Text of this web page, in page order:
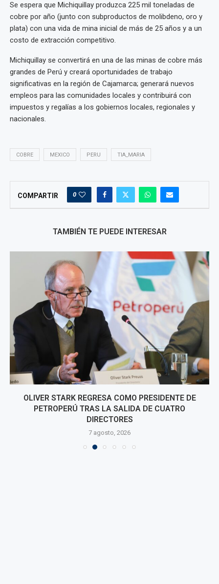
Se espera que Michiquillay produzca 225 mil toneladas de
cobre por año (junto con subproductos de molibdeno, oro y
plata) con una vida de mina inicial de más de 25 años y a un
costo de extracción competitivo.
Michiquillay se convertirá en una de las minas de cobre más
grandes de Perú y creará oportunidades de trabajo
significativas en la región de Cajamarca; generará nuevos
empleos para las comunidades locales y contribuirá con
impuestos y regalías a los gobiernos locales, regionales y
nacionales.
COBRE MEXICO PERU TIA_MARIA
COMPARTIR 0
TAMBIÉN TE PUEDE INTERESAR
OLIVER STARK REGRESA COMO PRESIDENTE DE
PETROPERÚ TRAS LA SALIDA DE CUATRO
DIRECTORES
7 agosto, 2026